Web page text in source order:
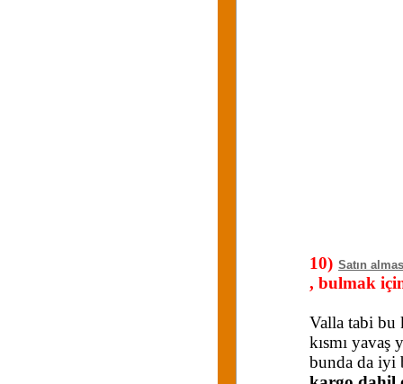
10) Satın
, bulmak
Valla tabi bu
kısmı
bunda da iyi